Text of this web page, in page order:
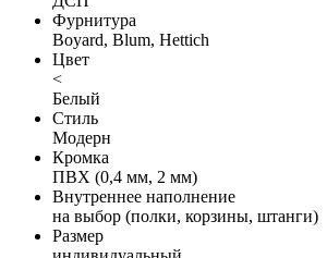
Фурнитура
Boyard, Blum, Hettich
Цвет
<
Белый
Стиль
Модерн
Кромка
ПВХ (0,4 мм, 2 мм)
Внутреннее наполнение
на выбор (полки, корзины, штанги)
Размер